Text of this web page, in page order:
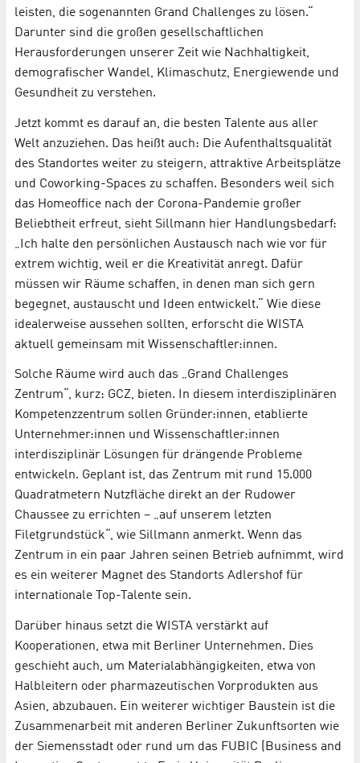
leisten, die sogenannten Grand Challenges zu lösen.“
Darunter sind die großen gesellschaftlichen
Herausforderungen unserer Zeit wie Nachhaltigkeit,
demografischer Wandel, Klimaschutz, Energiewende und
Gesundheit zu verstehen.
Jetzt kommt es darauf an, die besten Talente aus aller
Welt anzuziehen. Das heißt auch: Die Aufenthaltsqualität
des Standortes weiter zu steigern, attraktive Arbeitsplätze
und Coworking-Spaces zu schaffen. Besonders weil sich
das Homeoffice nach der Corona-Pandemie großer
Beliebtheit erfreut, sieht Sillmann hier Handlungsbedarf:
„Ich halte den persönlichen Austausch nach wie vor für
extrem wichtig, weil er die Kreativität anregt. Dafür
müssen wir Räume schaffen, in denen man sich gern
begegnet, austauscht und Ideen entwickelt.“ Wie diese
idealerweise aussehen sollten, erforscht die WISTA
aktuell gemeinsam mit Wissenschaftler:innen.
Solche Räume wird auch das „Grand Challenges
Zentrum“, kurz: GCZ, bieten. In diesem interdisziplinären
Kompetenzzentrum sollen Gründer:innen, etablierte
Unternehmer:innen und Wissenschaftler:innen
interdisziplinär Lösungen für drängende Probleme
entwickeln. Geplant ist, das Zentrum mit rund 15.000
Quadratmetern Nutzfläche direkt an der Rudower
Chaussee zu errichten – „auf unserem letzten
Filetgrundstück“, wie Sillmann anmerkt. Wenn das
Zentrum in ein paar Jahren seinen Betrieb aufnimmt, wird
es ein weiterer Magnet des Standorts Adlershof für
internationale Top-Talente sein.
Darüber hinaus setzt die WISTA verstärkt auf
Kooperationen, etwa mit Berliner Unternehmen. Dies
geschieht auch, um Materialabhängigkeiten, etwa von
Halbleitern oder pharmazeutischen Vorprodukten aus
Asien, abzubauen. Ein weiterer wichtiger Baustein ist die
Zusammenarbeit mit anderen Berliner Zukunftsorten wie
der Siemensstadt oder rund um das FUBIC (Business and